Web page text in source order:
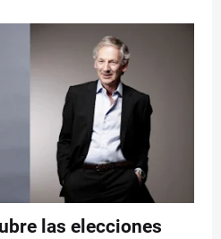
las elecciones